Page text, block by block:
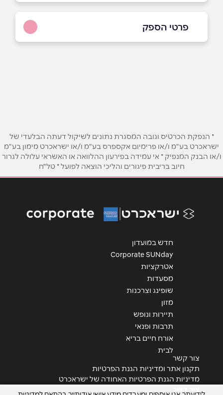
פרטי הספק
אימייל*
נושא*
הודעה*
* הנפקת הכרטיס וגובה המסגרת נתונים לשיקול דעתה הבלעדי של
ישראכרט בע"מ ו/או פרימיום אקספרס בע"מ ו/או ישראכרט מימון בע"מ
ו/או הבנק המנפיק * אי עמידה בפירעון ההלוואה או האשראי עלולה לגרור
חיוב בריבית פיגורים והליכי הוצאה לפועל * טל"ח
חדש במועדון
Corporate SUNday
אטרקציות
מסעדות
שופינג וצרכנות
מזון
תיירות ונופש
תרבות ופנאי
אורח חיים בריא
לבית
צור קשר
תקנון אתר ומדיניות הגנת הפרטיות
מדיניות הגנת הפרטיות האחודה של ישראכרט